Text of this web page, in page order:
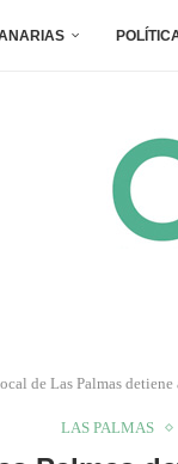
de Las Palmas
LAS PALMAS